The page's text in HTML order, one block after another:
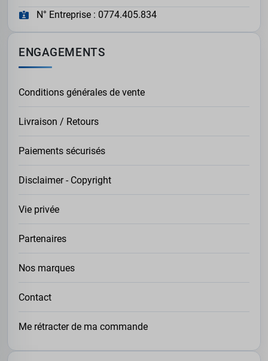
N° Entreprise : 0774.405.834
ENGAGEMENTS
Conditions générales de vente
Livraison / Retours
Paiements sécurisés
Disclaimer - Copyright
Vie privée
Partenaires
Nos marques
Contact
Me rétracter de ma commande